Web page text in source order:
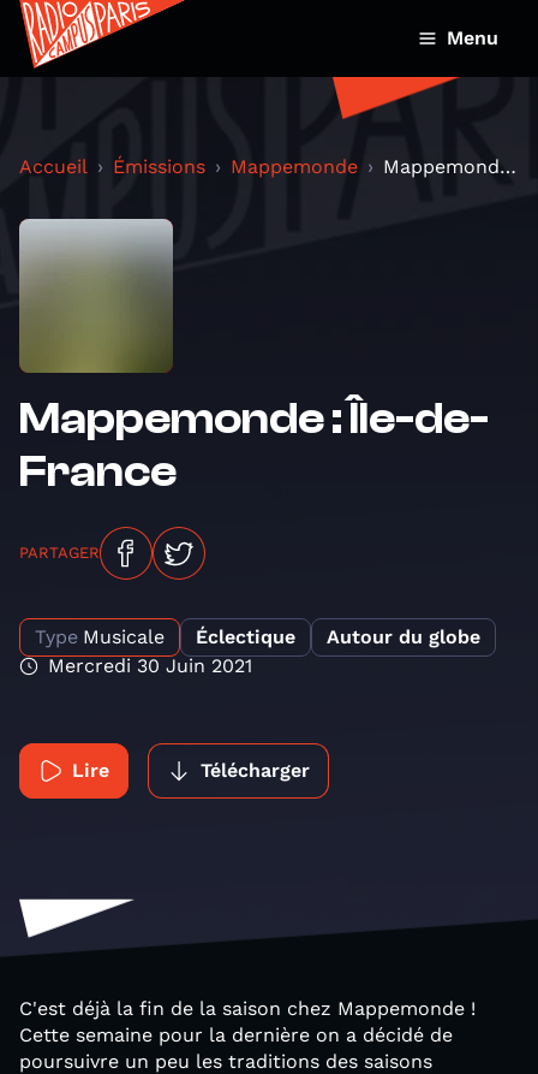
Menu
Accueil Émissions Mappemonde Mappemonde : Île-de-France
Mappemonde : Île-de-
France
PARTAGER
Type Musicale Éclectique
Autour du globe
Mercredi 30 Juin 2021
Lire Télécharger
C'est déjà la fin de la saison chez Mappemonde !
Cette semaine pour la dernière on a décidé de
poursuivre un peu les traditions des saisons